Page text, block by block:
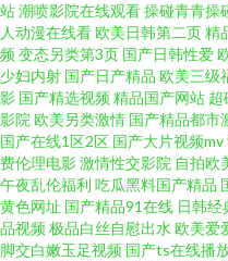
本婷 亚洲少妇在线观看网站 五月
导航性福 色爱终合网 青青草视频
后入 黑丝美女视频 草莓视频在线
资源共享总站 熟女人妻在线一区
口53部合集 成人婷婷国产精品久
站潮喷影院在线观看操碰青青操
人动漫在线看欧美日韩第二页精
频变态另类第3页 国产日韩性爱
少妇内射 国产日产精品 欧美三级
影 国产精选视频精品国产网站 超
影院 欧美另类激情 国产精品都市
国产在线1区2区 国产大片视频mv
费伦理电影激情性交影院 自拍欧
午夜乱伦福利 吃瓜黑料国产精品
黄色网址 国产精品91在线 日韩经
品视频极品白丝自慰出水 欧美爱
脚交白嫩玉足视频 国产ts在线播